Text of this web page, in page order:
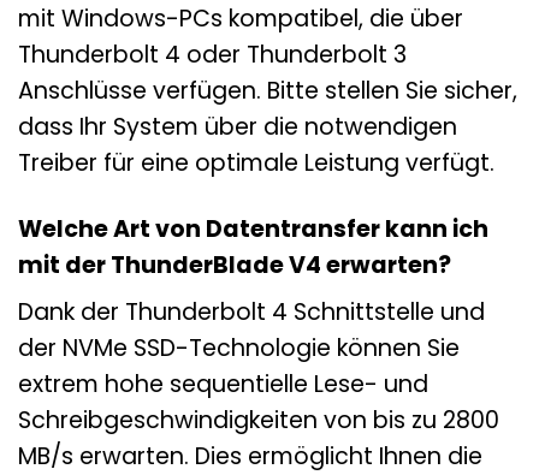
mit Windows-PCs kompatibel, die über
Thunderbolt 4 oder Thunderbolt 3
Anschlüsse verfügen. Bitte stellen Sie sicher,
dass Ihr System über die notwendigen
Treiber für eine optimale Leistung verfügt.
Welche Art von Datentransfer kann ich
mit der ThunderBlade V4 erwarten?
Dank der Thunderbolt 4 Schnittstelle und
der NVMe SSD-Technologie können Sie
extrem hohe sequentielle Lese- und
Schreibgeschwindigkeiten von bis zu 2800
MB/s erwarten. Dies ermöglicht Ihnen die